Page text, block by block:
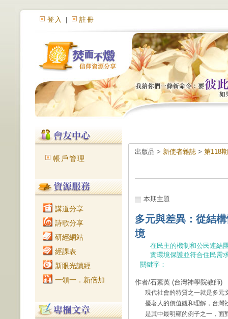
登入 註冊
帳戶管理
講道分享
詩歌分享
研經網站
經課表
新眼光讀經
一領一．新倍加
出版品 > 新使者雜誌 > 第118
本期主題
多元與差異：從結
境
在民主的機制和公民連結
實環境保護並符合住民需
關鍵字：
作者/石素英 (台灣神學院教師)
現代社會的特質之一就是多元
擾著人的價值觀和理解，台灣
是其中最明顯的例子之一，面